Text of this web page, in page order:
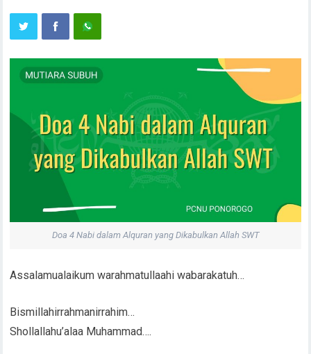
Doa 4 Nabi dalam Alquran yang Dikabulkan Allah SWT
Assalamualaikum warahmatullaahi wabarakatuh…
Bismillahirrahmanirrahim…
Shollallahu’alaa Muhammad….